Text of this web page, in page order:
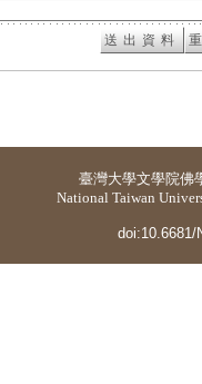
臺灣大學文學院佛
National Taiwan
doi:10.6681/